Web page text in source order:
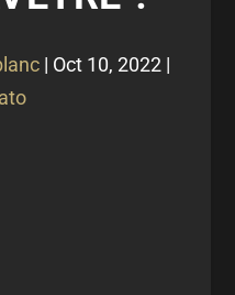
| Oct 10, 2022|